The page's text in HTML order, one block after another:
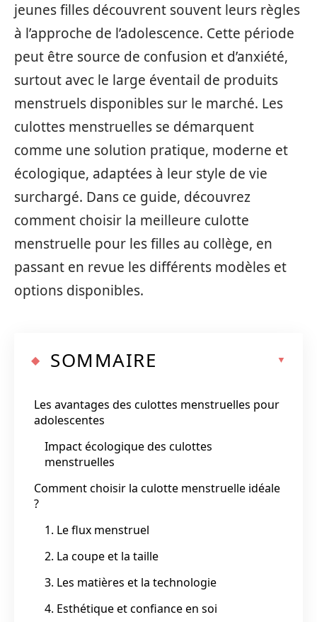
jeunes filles découvrent souvent leurs règles
à l’approche de l’adolescence. Cette période
peut être source de confusion et d’anxiété,
surtout avec le large éventail de produits
menstruels disponibles sur le marché. Les
culottes menstruelles se démarquent
comme une solution pratique, moderne et
écologique, adaptées à leur style de vie
surchargé. Dans ce guide, découvrez
comment choisir la meilleure culotte
menstruelle pour les filles au collège, en
passant en revue les différents modèles et
options disponibles.
SOMMAIRE
Les avantages des culottes menstruelles pour
adolescentes
Impact écologique des culottes
menstruelles
Comment choisir la culotte menstruelle idéale
?
1. Le flux menstruel
2. La coupe et la taille
3. Les matières et la technologie
4. Esthétique et confiance en soi